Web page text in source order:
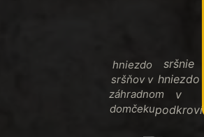
hniezdo
sršňov v
záhradnom
domčeku
sršnie
hniezdo
v
podkroví